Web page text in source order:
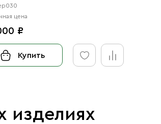
цена
₽
Купить
изделиях